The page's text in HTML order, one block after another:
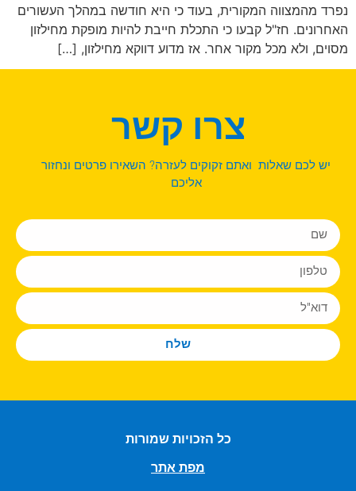
נפרד מהמצווה המקורית, בעוד כי היא חודשה במהלך העשורים
האחרונים. חז"ל קבעו כי התכלת חייבת להיות מופקת מחילזון
מסוים, ולא מכל מקור אחר. אז מדוע דווקא מחילזון, […]
צרו קשר
יש לכם שאלות ואתם זקוקים לעזרה? השאירו פרטים ונחזור
אליכם
שלח
כל הזכויות שמורות
מפת אתר